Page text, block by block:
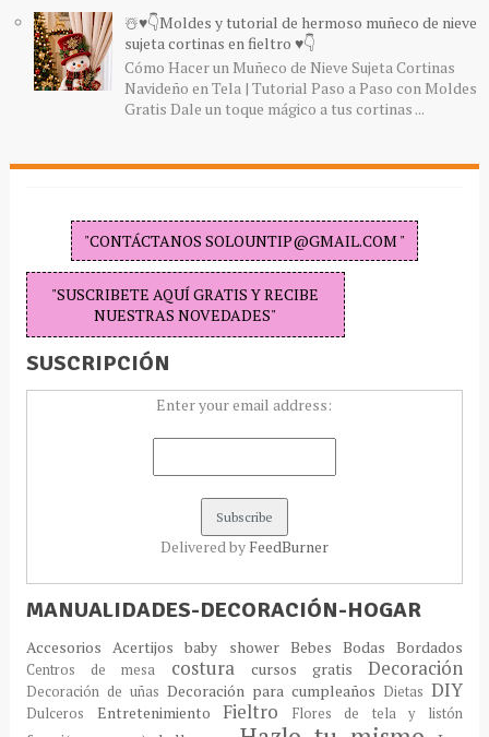
☃️♥️👇Moldes y tutorial de hermoso muñeco de nieve
sujeta cortinas en fieltro ♥️👇
Cómo Hacer un Muñeco de Nieve Sujeta Cortinas
Navideño en Tela | Tutorial Paso a Paso con Moldes
Gratis Dale un toque mágico a tus cortinas ...
"CONTÁCTANOS SOLOUNTIP@GMAIL.COM "
"SUSCRIBETE AQUÍ GRATIS Y RECIBE
NUESTRAS NOVEDADES"
SUSCRIPCIÓN
Enter your email address:
Delivered by FeedBurner
MANUALIDADES-DECORACIÓN-HOGAR
AccesoriosAcertijosbaby shower Bebes BodasBordados
Centros de mesa costura cursos gratisDecoración
Decoración de uñas Decoración para cumpleaños DietasDIY
Dulceros Entretenimiento Fieltro Flores de tela y listón